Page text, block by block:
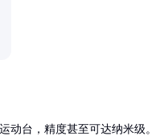
动台，精度甚至可达纳米级。